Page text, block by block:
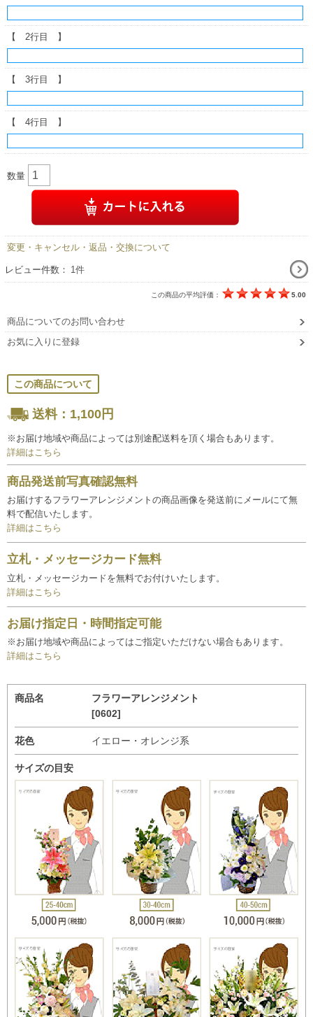
【 2行目 】
【 3行目 】
【 4行目 】
数量
変更・キャンセル・返品・交換について
レビュー件数： 1件
この商品の平均評価： 5.00
商品についてのお問い合わせ
お気に入りに登録
この商品について
送料：1,100円
※お届け地域や商品によっては別途配送料を頂く場合もあります。
詳細はこちら
商品発送前写真確認無料
お届けするフラワーアレンジメントの商品画像を発送前にメールにて無
料で配信いたします。
詳細はこちら
立札・メッセージカード無料
立札・メッセージカードを無料でお付けいたします。
詳細はこちら
お届け指定日・時間指定可能
※お届け地域や商品によってはご指定いただけない場合もあります。
詳細はこちら
商品名
フラワーアレンジメント
[0602]
花色 イエロー・オレンジ系
サイズの目安